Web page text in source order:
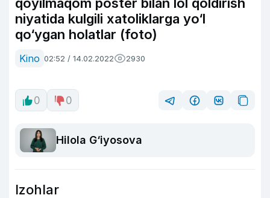
niyatida kulgili xatoliklarga yo‘l
qo‘ygan holatlar (foto)
Kino 02:52 / 14.02.2022 2930
0 0
Hilola G‘iyosova
Izohlar